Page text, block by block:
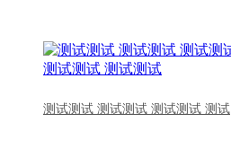
测试测试 测试测试 测试测试 测试